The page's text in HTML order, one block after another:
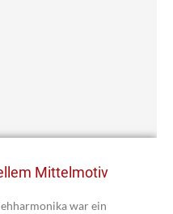
Mittelmotiv
war ein